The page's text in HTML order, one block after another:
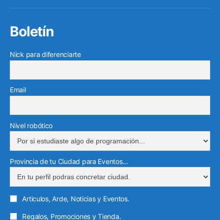
Boletín
Nick para diferenciarte
Email
Nivel robótico
Provincia de tu Ciudad para Eventos...
Articulos, Arde, Noticias y Eventos.
Regalos, Promociones y Tienda.